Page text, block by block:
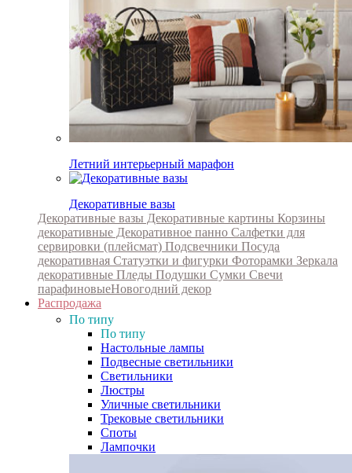
Летний интерьерный марафон
Декоративные вазы
Декоративные вазы Декоративные картины Корзины
декоративные Декоративное панно Салфетки для
сервировки (плейсмат) Подсвечники Посуда
декоративная Статуэтки и фигурки Фоторамки Зеркала
декоративные Пледы Подушки Сумки Свечи
парафиновыеНовогодний декор
Распродажа
По типу
По типу
Настольные лампы
Подвесные светильники
Светильники
Люстры
Уличные светильники
Трековые светильники
Споты
Лампочки